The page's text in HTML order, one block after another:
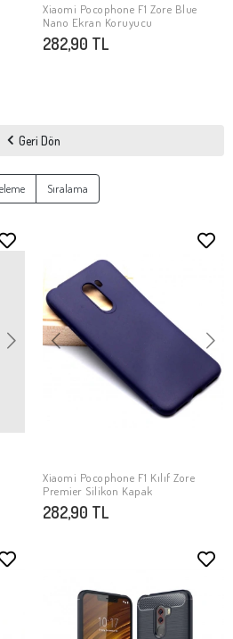
Blue
Geri Dön
Sıralama
SEPETE EKLE
Xiaomi Pocophone F1 Kılıf Zore
Premier Silikon Kapak
282,90 TL